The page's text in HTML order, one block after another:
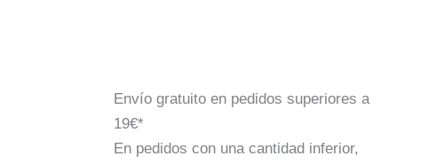
Envío gratuito en pedidos superiores a
19€*
En pedidos con una cantidad inferior,